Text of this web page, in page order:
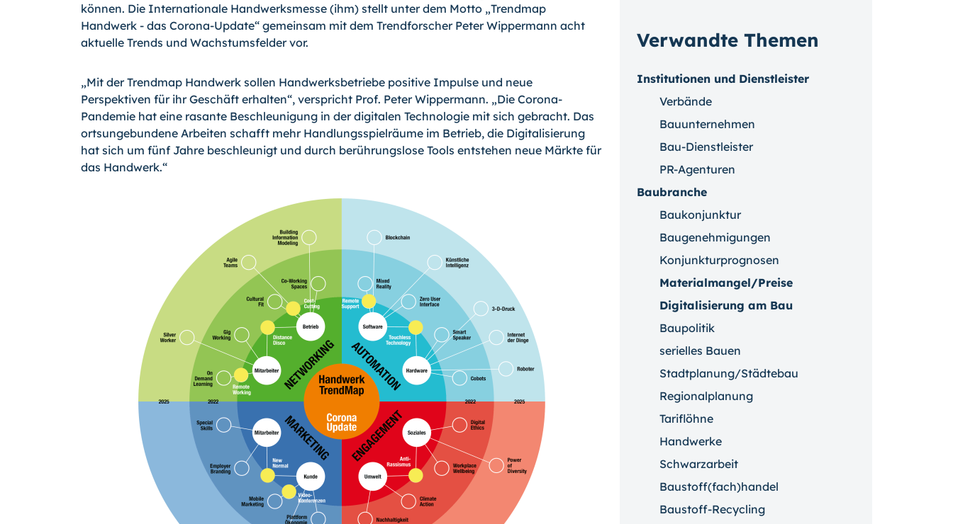
können. Die Internationale Handwerksmesse (ihm) stellt unter dem Motto „Trendmap
Handwerk - das Corona-Update“ gemeinsam mit dem Trendforscher Peter Wippermann acht
aktuelle Trends und Wachstumsfelder vor.
„Mit der Trendmap Handwerk sollen Handwerksbetriebe positive Impulse und neue
Perspektiven für ihr Geschäft erhalten“, verspricht Prof. Peter Wippermann. „Die Corona-
Pandemie hat eine rasante Beschleunigung in der digitalen Technologie mit sich gebracht. Das
ortsungebundene Arbeiten schafft mehr Handlungsspielräume im Betrieb, die Digitalisierung
hat sich um fünf Jahre beschleunigt und durch berührungslose Tools entstehen neue Märkte für
das Handwerk.“
Verwandte Themen
Institutionen und Dienstleister
Verbände
Bauunternehmen
Bau-Dienstleister
PR-Agenturen
Baubranche
Baukonjunktur
Baugenehmigungen
Konjunkturprognosen
Materialmangel/Preise
Digitalisierung am Bau
Baupolitik
serielles Bauen
Stadtplanung/Städtebau
Regionalplanung
Tariflöhne
Handwerke
Schwarzarbeit
Baustoff(fach)handel
Baustoff-Recycling